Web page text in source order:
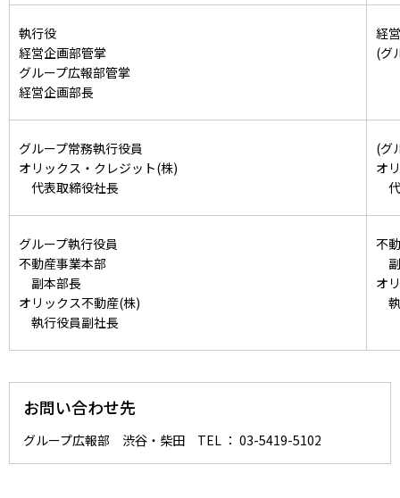
執行役
経営企画部管掌
グループ広報部管掌
経営企画部長
経
(グ
グループ常務執行役員
オリックス・クレジット(株)
代表取締役社長
(グ
オ
グループ執行役員
不動産事業本部
副本部長
オリックス不動産(株)
執行役員副社長
不
オ
お問い合わせ先
グループ広報部 渋谷・柴田 TEL ： 03-5419-5102